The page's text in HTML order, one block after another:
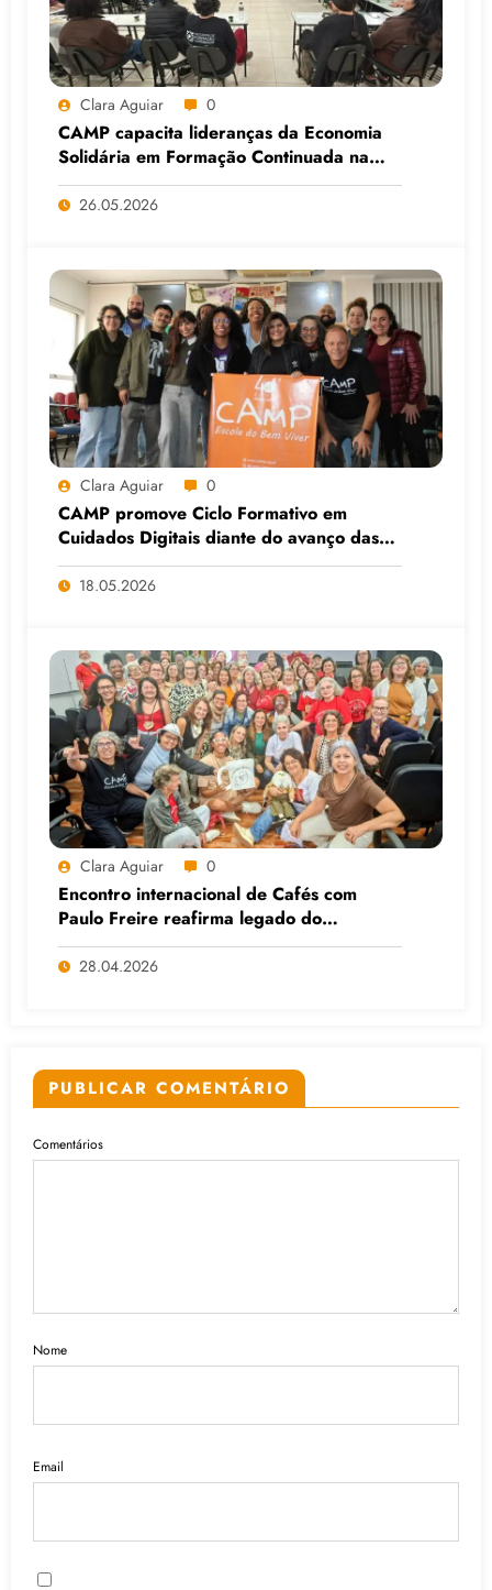
Clara Aguiar 0
CAMP capacita lideranças da Economia
Solidária em Formação Continuada na
Faculdade do Assentamento do MST, em
Viamão (RS)
26.05.2026
Clara Aguiar 0
CAMP promove Ciclo Formativo em
Cuidados Digitais diante do avanço das
Big Techs e da IA
18.05.2026
Clara Aguiar 0
Encontro internacional de Cafés com
Paulo Freire reafirma legado do
educador popular
28.04.2026
PUBLICAR COMENTÁRIO
Comentários
Nome
Email